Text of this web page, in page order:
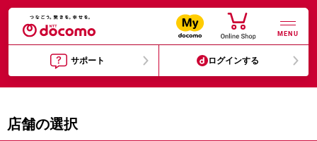
MENU
サポート ログインする
店舗の選択